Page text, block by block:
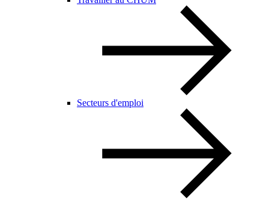
Secteurs d'emploi